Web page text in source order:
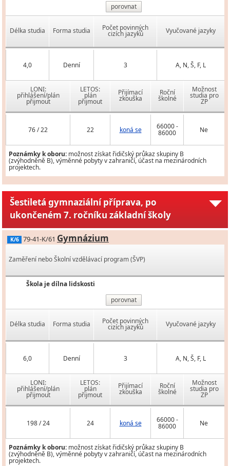
porovnat
Délka studia Forma studia Počet povinných
cizích jazyků Vyučované jazyky
4,0 Denní 3 A, N, Š, F, L
LONI:
přihlášení/plán
přijmout
LETOS:
plán
přijmout
Přijímací
zkouška
Roční
školné
Možnost
studia pro
ZP
76 / 22 22 koná se 66000 -
86000 Ne
Poznámky k oboru: možnost získat řidičský průkaz skupiny B
(zvýhodněně B), výměnné pobyty v zahraničí, účast na mezinárodních
projektech.
Šestiletá gymnaziální příprava, po
ukončeném 7. ročníku základní školy
K/6 79-41-K/61 Gymnázium
Zaměření nebo Školní vzdělávací program (ŠVP)
Škola je dílna lidskosti
porovnat
Délka studia Forma studia Počet povinných
cizích jazyků Vyučované jazyky
6,0 Denní 3 A, N, Š, F, L
LONI:
přihlášení/plán
přijmout
LETOS:
plán
přijmout
Přijímací
zkouška
Roční
školné
Možnost
studia pro
ZP
198 / 24 24 koná se 66000 -
86000 Ne
Poznámky k oboru: možnost získat řidičský průkaz skupiny B
(zvýhodněně B), výměnné pobyty v zahraničí, účast na mezinárodních
projektech.